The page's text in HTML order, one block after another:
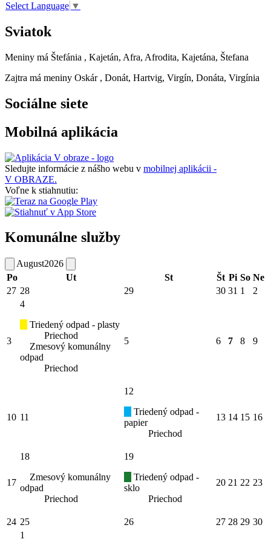
Select Language ▼
Sviatok
Meniny má Štefánia , Kajetán, Afra, Afrodita, Kajetána, Štefana
Zajtra má meniny Oskár , Donát, Hartvig, Virgín, Donáta, Virgínia
Sociálne siete
Mobilná aplikácia
Sledujte informácie z nášho webu v mobilnej aplikácii -
V OBRAZE.
Voľne k stiahnutiu:
Komunálne služby
August2026
Po
Ut St Št Pi So Ne
27 28 29 30 31 1 2
3
4
Triedený odpad - plasty
Priechod
Zmesový komunálny
odpad
Priechod
5 6 7 8 9
10 11
12
Triedený odpad -
papier
Priechod
13 14 15 16
17
18
Zmesový komunálny
odpad
Priechod
19
Triedený odpad -
sklo
Priechod
20 21 22 23
24 25 26 27 28 29 30
1